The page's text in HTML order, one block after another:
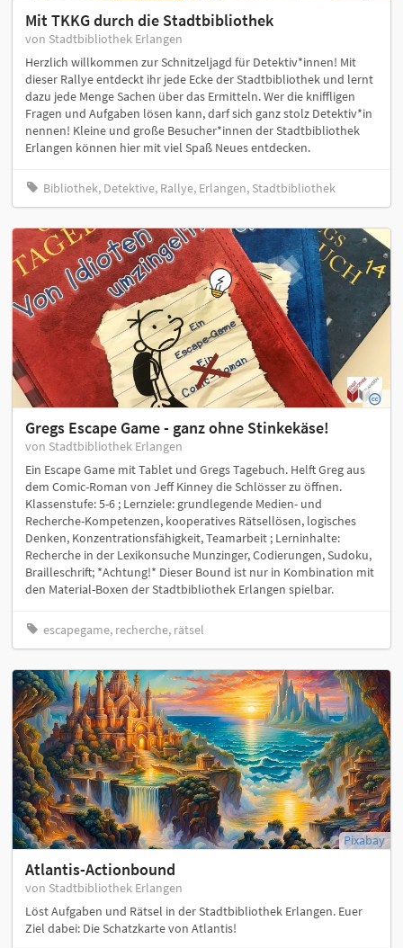
Mit TKKG durch die Stadtbibliothek
von Stadtbibliothek Erlangen
Herzlich willkommen zur Schnitzeljagd für Detektiv*innen! Mit
dieser Rallye entdeckt ihr jede Ecke der Stadtbibliothek und lernt
dazu jede Menge Sachen über das Ermitteln. Wer die kniffligen
Fragen und Aufgaben lösen kann, darf sich ganz stolz Detektiv*in
nennen! Kleine und große Besucher*innen der Stadtbibliothek
Erlangen können hier mit viel Spaß Neues entdecken.
Bibliothek, Detektive, Rallye, Erlangen, Stadtbibliothek
Gregs Escape Game - ganz ohne Stinkekäse!
von Stadtbibliothek Erlangen
Ein Escape Game mit Tablet und Gregs Tagebuch. Helft Greg aus
dem Comic-Roman von Jeff Kinney die Schlösser zu öffnen.
Klassenstufe: 5-6 ; Lernziele: grundlegende Medien- und
Recherche-Kompetenzen, kooperatives Rätsellösen, logisches
Denken, Konzentrationsfähigkeit, Teamarbeit ; Lerninhalte:
Recherche in der Lexikonsuche Munzinger, Codierungen, Sudoku,
Brailleschrift; *Achtung!* Dieser Bound ist nur in Kombination mit
den Material-Boxen der Stadtbibliothek Erlangen spielbar.
escapegame, recherche, rätsel
Pixabay
Atlantis-Actionbound
von Stadtbibliothek Erlangen
Löst Aufgaben und Rätsel in der Stadtbibliothek Erlangen. Euer
Ziel dabei: Die Schatzkarte von Atlantis!